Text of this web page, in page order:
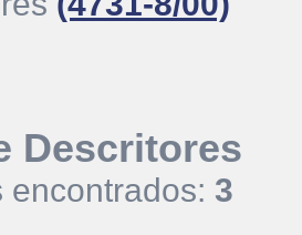
Descritores
encontrados: 3